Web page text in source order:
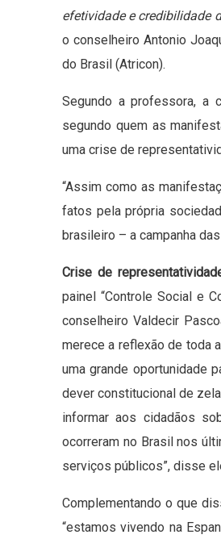
efetividade e credibilidade
o conselheiro Antonio
do Brasil (Atricon).
Segundo a professora, a
segundo quem as
uma crise de
“Assim como as
fatos pela própria
brasileiro – a campanha
Crise de
painel “Controle Social e
conselheiro Valdecir
merece a reflexão de toda
uma grande oportunidade
dever constitucional de
informar aos cidadãos
ocorreram no Brasil nos
serviços públicos”, disse
Complementando o que
“estamos vivendo na